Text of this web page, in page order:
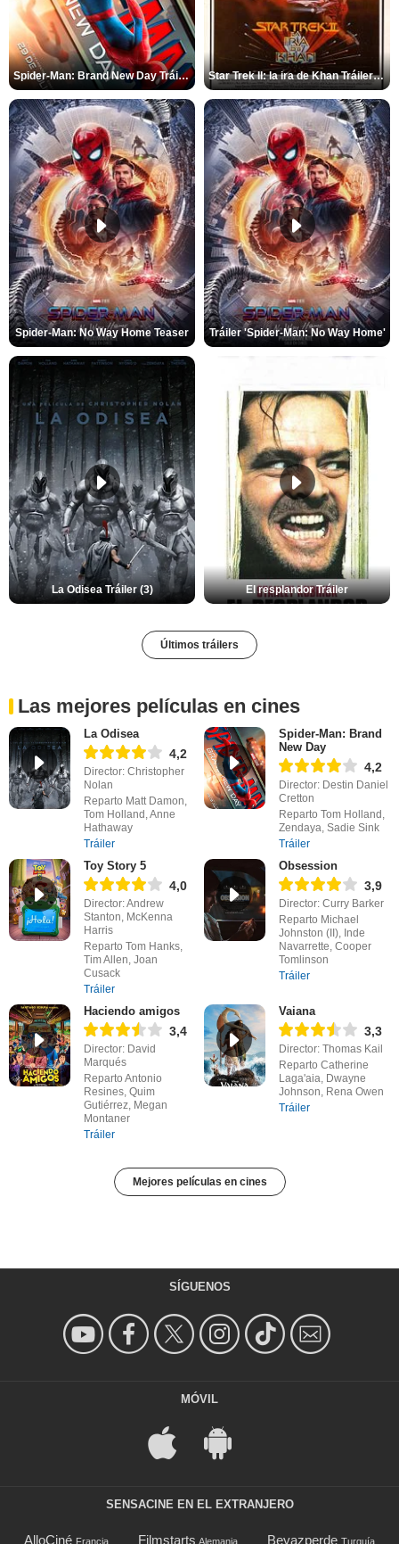
Spider-Man: Brand New Day Tráiler (3) Star Trek II: la ira de Khan Tráiler VO
Spider-Man: No Way Home Teaser Tráiler 'Spider-Man: No Way Home'
La Odisea Tráiler (3) El resplandor Tráiler
Últimos tráilers
Las mejores películas en cines
La Odisea
4,2
Director: Christopher
Nolan
Reparto Matt Damon,
Tom Holland, Anne
Hathaway
Tráiler
Spider-Man: Brand
New Day
4,2
Director: Destin Daniel
Cretton
Reparto Tom Holland,
Zendaya, Sadie Sink
Tráiler
Toy Story 5
4,0
Director: Andrew
Stanton, McKenna
Harris
Reparto Tom Hanks,
Tim Allen, Joan
Cusack
Tráiler
Obsession
3,9
Director: Curry Barker
Reparto Michael
Johnston (II), Inde
Navarrette, Cooper
Tomlinson
Tráiler
Haciendo amigos
3,4
Director: David
Marqués
Reparto Antonio
Resines, Quim
Gutiérrez, Megan
Montaner
Tráiler
Vaiana
3,3
Director: Thomas Kail
Reparto Catherine
Laga'aia, Dwayne
Johnson, Rena Owen
Tráiler
Mejores películas en cines
SÍGUENOS
MÓVIL
SENSACINE EN EL EXTRANJERO
AlloCiné Francia Filmstarts Alemania Beyazperde Turquía